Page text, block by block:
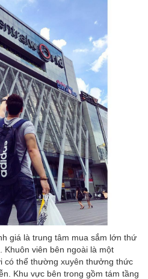
giá là trung tâm mua sắm lớn thứ
viên bên ngoài là một
có thể thường xuyên thưởng thức
Khu vực bên trong gồm tám tầng